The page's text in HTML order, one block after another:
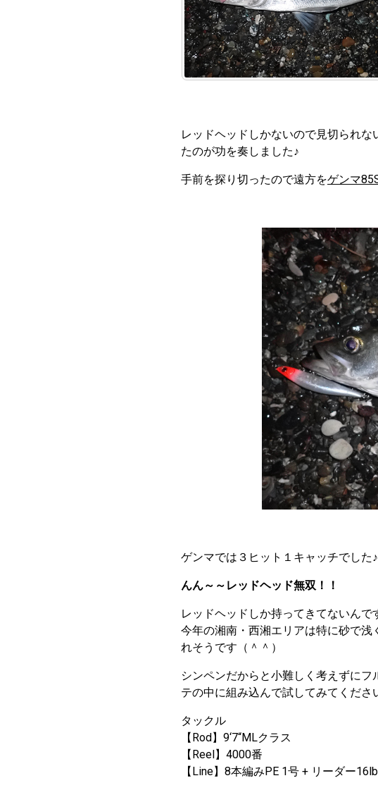
レッドヘッドしかないので見切られ
たのが功を奏しました♪
手前を探り切ったので遠方をゲンマ
ゲンマでは３ヒット１キャッチでした♪
んん～～レッドヘッド無双！！
レッドヘッドしか持ってきてないんで
今年の湘南・西湘エリアは特に砂で
れそうです（＾＾）
シンペンだからと小難しく考えずに
テの中に組み込んで試してみてくださ
タックル
【Rod】9‘7“MLクラス
【Reel】4000番
【Line】8本編みPE 1号 + リーダー16lb